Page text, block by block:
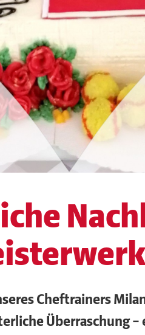
Cheftrainers
Überraschung –